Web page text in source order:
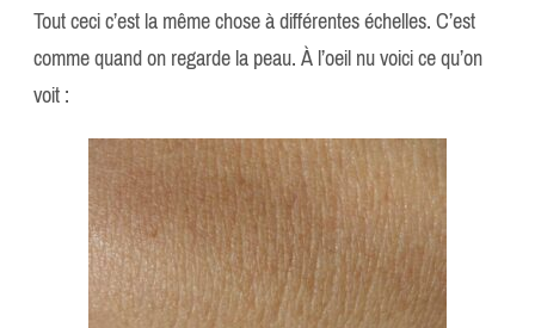
Tout ceci c’est la même chose à différentes échelles. C’est
comme quand on regarde la peau. À l’oeil nu voici ce qu’on
voit :